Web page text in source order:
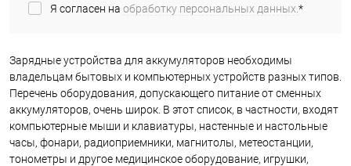
Я согласен на обработку персональных данных.*
Зарядные устройства для аккумуляторов необходимы
владельцам бытовых и компьютерных устройств разных типов.
Перечень оборудования, допускающего питание от сменных
аккумуляторов, очень широк. В этот список, в частности, входят
компьютерные мыши и клавиатуры, настенные и настольные
часы, фонари, радиоприемники, магнитолы, метеостанции,
тонометры и другое медицинское оборудование, игрушки,